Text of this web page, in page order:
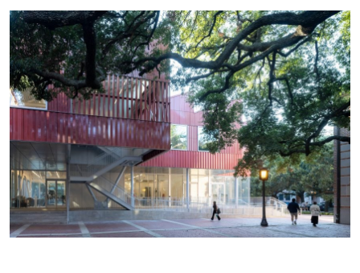
该设计团队说，“其螺栓连接的钢框架允许拆卸
和重复使用，有助于其前瞻性思维和可持续发展
的精神。”
除了卡纳迪厅（Cannady Hall），赖斯建筑学院
还翻修了现有的安德森厅（Anderson Hall）
——这是一个由芝加哥邝-冯格里诺工作室
（Kwong Von Glinow）负责的项目。工作室在